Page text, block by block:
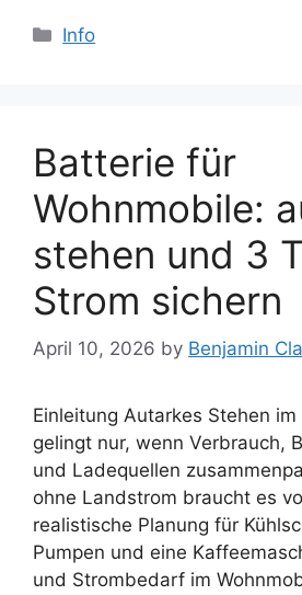
Categories
Info
Batterie für
Wohnmobile:
stehen und 3
Strom sichern
April 10, 2026 by Benjamin
Einleitung Autarkes Stehen im
gelingt nur, wenn Verbrauch,
und Ladequellen
ohne Landstrom braucht es
realistische Planung für
Pumpen und eine
und Strombedarf im